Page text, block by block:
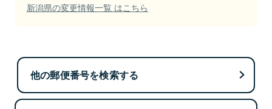
新潟県の変更情報一覧 はこちら
他の郵便番号を検索する